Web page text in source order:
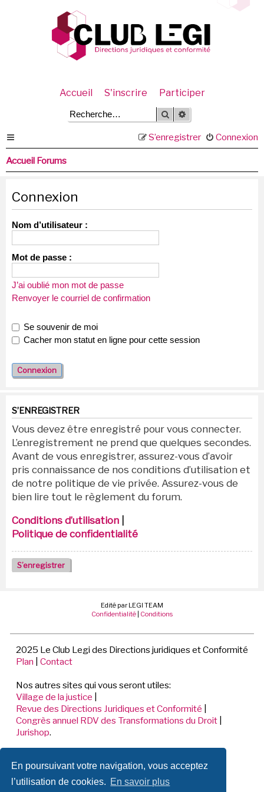
En poursuivant votre navigation, vous acceptez
l’utilisation de cookies. En savoir plus
Accueil S'inscrire Participer
Rechercher
Connexion
S’enregistrer
Accueil Forums
Connexion
Nom d’utilisateur :
Mot de passe :
J’ai oublié mon mot de passe
Renvoyer le courriel de confirmation
Se souvenir de moi
Cacher mon statut en ligne pour cette session
S’ENREGISTRER
Vous devez être enregistré pour vous connecter.
L’enregistrement ne prend que quelques secondes.
Avant de vous enregistrer, assurez-vous d’avoir
pris connaissance de nos conditions d’utilisation et
de notre politique de vie privée. Assurez-vous de
bien lire tout le règlement du forum.
Conditions d’utilisation
Politique de confidentialité
S’enregistrer
Edité par LEGI TEAM
Confidentialité Conditions
2025 Le Club Legi des Directions juridiques et Conformité
Plan
Contact
Nos autres sites qui vous seront utiles:
Village de la justice
Revue des Directions Juridiques et Conformité
Congrès annuel RDV des Transformations du Droit
Jurishop.
198 Avenue de Verdun
92441 ISSY LES MOULINEAUX CEDEX